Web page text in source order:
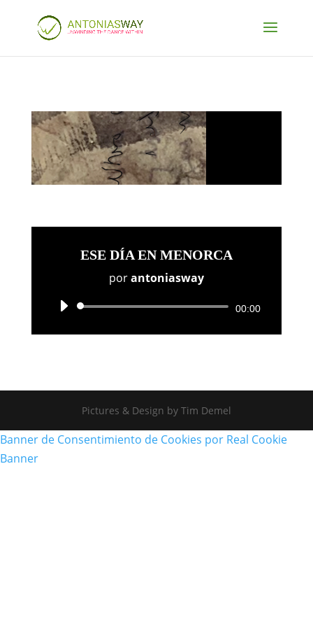
ESE DÍA EN MENORCA
porantoniasway
Audio
00:00
Pictures & Design by Tim Demel
Banner de Consentimiento de Cookies por Real Cookie
Banner